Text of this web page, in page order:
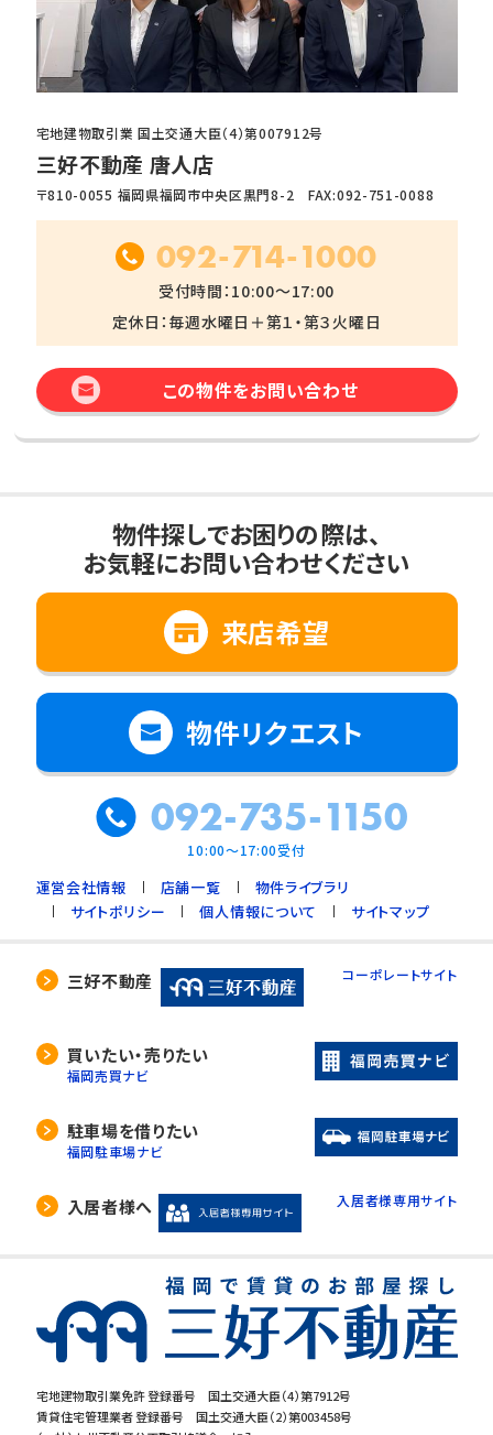
宅地建物取引業 国土交通大臣（4）第007912号
三好不動産 唐人店
〒810-0055 福岡県福岡市中央区黒門8-2 FAX:092-751-0088
092-714-1000
受付時間：10:00～17:00
定休日：毎週水曜日＋第１・第３火曜日
この物件をお問い合わせ
宅地建物取引業免許 登録番号 国土交通大臣（4）第7912号
賃貸住宅管理業者 登録番号 国土交通大臣（2）第003458号
物件探しでお困りの際は、
お気軽にお問い合わせください
来店希望
物件リクエスト
092-735-1150
10:00～17:00受付
運営会社情報 店舗一覧
物件ライブラリ
サイトポリシー
個人情報について サイトマップ
三好不動産 コーポレートサイト
買いたい・売りたい
福岡売買ナビ
駐車場を借りたい
福岡駐車場ナビ
入居者様へ 入居者様専用サイト